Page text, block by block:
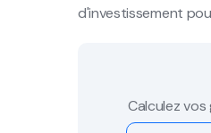
d'investissement
Calculez